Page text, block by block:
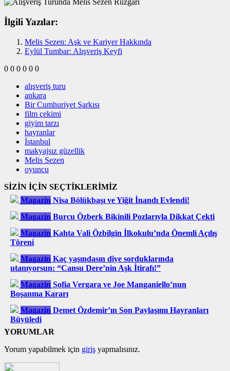
İlgili Yazılar:
Melis Sezen: Aşk ve Kariyer Hakkında
Eylül Tumbar: Alışveriş Keyfi
0 0 0 0 0 0
alışveriş turu
ankara
Bir Cumhuriyet Şarkısı
film çekimi
giyim tarzı
hayranlar
İstanbul
makyajsız güzellik
Melis Sezen
oyuncu
SİZİN İÇİN SEÇTİKLERİMİZ
Magazin Nisa Bölükbaşı ve Yiğit İnandı Evlendi!
Magazin Burcu Özberk Bikinili Pozlarıyla Dikkat Çekti
Magazin Kahta Vali Özbilgin İlkokulu’nda Önemli Açılış
Töreni
Magazin Kaç yaşındasın diye sorduklarında
utanıyorsun: “Cansu Dere’nin Aşk İtirafı!”
Magazin Sofia Vergara ve Joe Manganiello’nun
Boşanma Kararı
Magazin Demet Özdemir’ın Son Paylaşımı Hayranları
Büyüledi
YORUMLAR
Yorum yapabilmek için giriş yapmalısınız.